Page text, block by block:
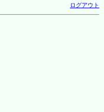
ログアウト